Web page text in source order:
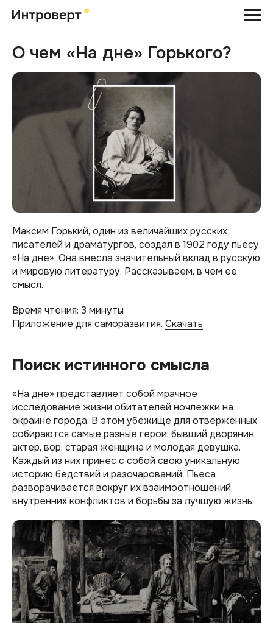
О чем «На дне» Горького?
Максим Горький, один из величайших русских
писателей и драматургов, создал в 1902 году пьесу
«На дне». Она внесла значительный вклад в русскую
и мировую литературу. Рассказываем, в чем ее
смысл.
Время чтения: 3 минуты
Приложение для саморазвития. Скачать
Поиск истинного смысла
«На дне» представляет собой мрачное
исследование жизни обитателей ночлежки на
окраине города. В этом убежище для отверженных
собираются самые разные герои: бывший дворянин,
актер, вор, старая женщина и молодая девушка.
Каждый из них принес с собой свою уникальную
историю бедствий и разочарований. Пьеса
разворачивается вокруг их взаимоотношений,
внутренних конфликтов и борьбы за лучшую жизнь.